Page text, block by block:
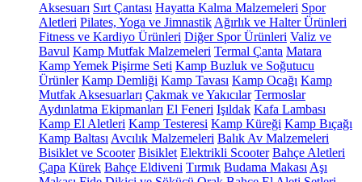
Aksesuarı Sırt Çantası Hayatta Kalma Malzemeleri Spor
Aletleri Pilates, Yoga ve Jimnastik Ağırlık ve Halter Ürünleri
Fitness ve Kardiyo Ürünleri Diğer Spor Ürünleri Valiz ve
Bavul Kamp Mutfak Malzemeleri Termal Çanta Matara
Kamp Yemek Pişirme Seti Kamp Buzluk ve Soğutucu
Ürünler Kamp Demliği Kamp Tavası Kamp Ocağı Kamp
Mutfak Aksesuarları Çakmak ve Yakıcılar Termoslar
Aydınlatma Ekipmanları El Feneri Işıldak Kafa Lambası
Kamp El Aletleri Kamp Testeresi Kamp Küreği Kamp Bıçağı
Kamp Baltası Avcılık Malzemeleri Balık Av Malzemeleri
Bisiklet ve Scooter Bisiklet Elektrikli Scooter Bahçe Aletleri
Çapa Kürek Bahçe Eldiveni Tırmık Budama Makası Aşı